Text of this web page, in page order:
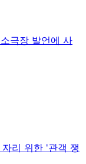
극장 발언에 사
자리 위한 '관객 쟁